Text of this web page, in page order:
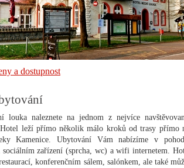
a dostupnost
louka naleznete na jednom z nejvíce
Hotel leží přímo několik málo kroků od trasy přímo
Kamenice. Ubytování Vám nabízíme v
sociálním zařízení (sprcha, wc) a wifi internetem.
konferenčním sálem, salónkem, ale také